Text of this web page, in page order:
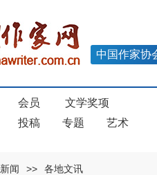
中国作家协
会员
文学奖项
投稿 专题 艺术
新闻 >> 各地文讯